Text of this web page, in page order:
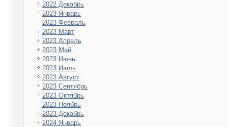
2022 Декабрь
2023 Январь
2023 Февраль
2023 Март
2023 Апрель
2023 Май
2023 Июнь
2023 Июль
2023 Август
2023 Сентябрь
2023 Октябрь
2023 Ноябрь
2023 Декабрь
2024 Январь